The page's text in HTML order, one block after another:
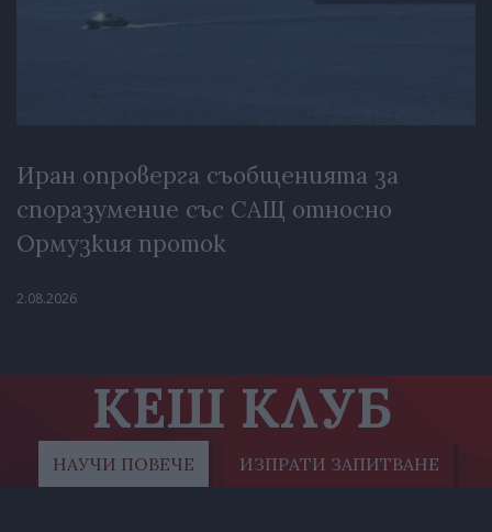
Иран опроверга съобщенията за
споразумение със САЩ относно
Ормузкия проток
2.08.2026
КЕШ КЛУБ
НАУЧИ ПОВЕЧЕ ИЗПРАТИ ЗАПИТВАНЕ